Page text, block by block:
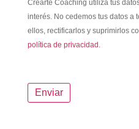
Crearte Coaching utiliza tus
interés. No cedemos tus datos a
ellos, rectificarlos y suprimirlos
política de privacidad.